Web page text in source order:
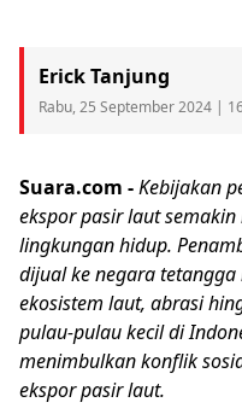
Erick Tanjung
Rabu, 25 September 2024 |
Suara.com -Kebijakan
ekspor pasir lautsemakin
lingkungan hidup.
dijual ke negara
ekosistem laut, abrasi
pulau-pulau kecildi
menimbulkan konflik
ekspor pasir laut.